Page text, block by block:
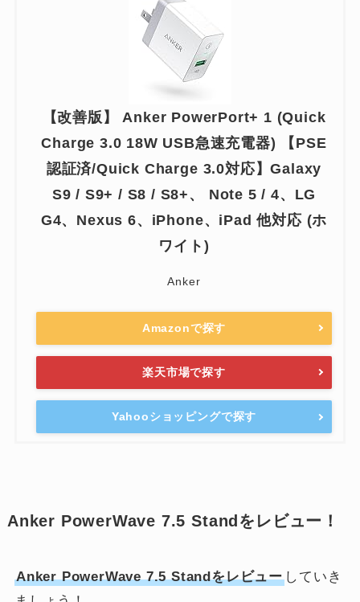
【改善版】 Anker PowerPort+ 1 (Quick
Charge 3.0 18W USB急速充電器) 【PSE
認証済/Quick Charge 3.0対応】Galaxy
S9 / S9+ / S8 / S8+、 Note 5 / 4、LG
G4、Nexus 6、iPhone、iPad 他対応 (ホ
ワイト)
Anker
Amazonで探す
楽天市場で探す
Yahooショッピングで探す
Anker PowerWave 7.5 Standをレビュー！
Anker PowerWave 7.5 Standをレビュー していき